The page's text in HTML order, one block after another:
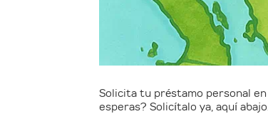
Solicita tu préstamo personal
esperas? Solicítalo ya, aquí